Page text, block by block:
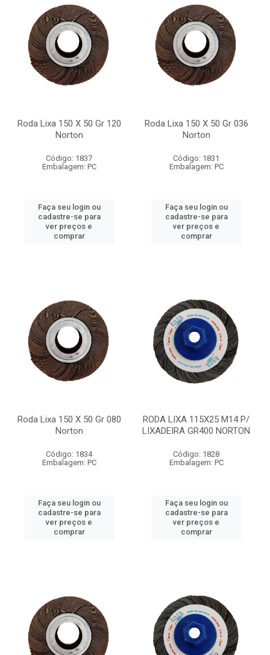
Roda Lixa 150 X 50 Gr 120
Norton
Código: 1837
Embalagem: PC
Faça seu login ou
cadastre-se para
ver preços e
comprar
Roda Lixa 150 X 50 Gr 036
Norton
Código: 1831
Embalagem: PC
Faça seu login ou
cadastre-se para
ver preços e
comprar
Roda Lixa 150 X 50 Gr 080
Norton
Código: 1834
Embalagem: PC
Faça seu login ou
cadastre-se para
ver preços e
comprar
RODA LIXA 115X25 M14 P/
LIXADEIRA GR400 NORTON
Código: 1828
Embalagem: PC
Faça seu login ou
cadastre-se para
ver preços e
comprar